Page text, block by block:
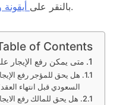
بالنقر علىلمعلومات أدق وأوسع.
of Contents
متى يمكن رفع الإيجار
هل يحق للمؤجر رفع
السعودي قبل انتهاء
هل يحق للمالك رفع